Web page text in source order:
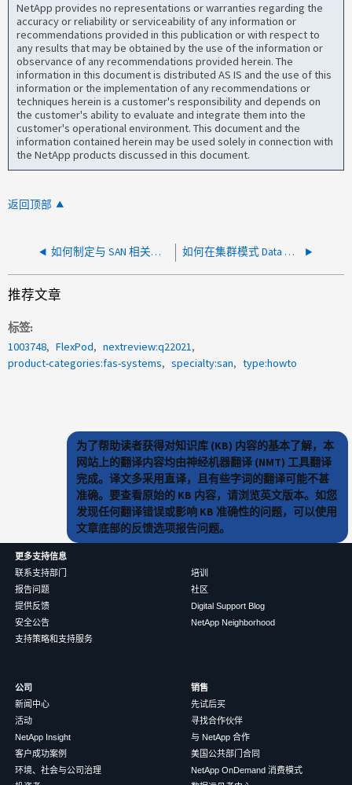
NetApp provides no representations or warranties regarding the
accuracy or reliability or serviceability of any information or
recommendations provided in this publication or with respect to
any results that may be obtained by the use of the information or
observance of any recommendations provided herein. The
information in this document is distributed AS IS and the use of this
information or the implementation of any recommendations or
techniques herein is a customer's responsibility and depends on
the customer's ability to evaluate and integrate them into the
customer's operational environment. This document and the
information contained herein may be used solely in connection with
the NetApp products discussed in this document.
返回顶部
如何制定与 SAN 相关的性能案例 如何在集群模式 Data ONTAP 中识别控制器 iSCSI IQN
推荐文章
标签
1003748
FlexPod
nextreview:q22021
product-categories:fas-systems
specialty:san type:howto
为了帮助读者获得对知识库 (KB) 内容的基本了解，本
网站上的翻译内容均由神经机器翻译 (NMT) 工具翻译
完成。译文多采用直译，且有些字词的翻译可能不甚
准确。要查看原始的 KB 内容，请浏览英文版本。如您
发现任何翻译错误或影响 KB 准确性的问题，可以使用
文章底部的反馈选项报告问题。
更多支持信息
联系支持部门
报告问题
提供反馈
安全公告
支持策略和支持服务
培训
社区
Digital Support Blog
NetApp Neighborhood
公司
新闻中心
活动
NetApp Insight
客户成功案例
环境、社会与公司治理
销售
先试后买
寻找合作伙伴
与 NetApp 合作
美国公共部门合同
NetApp OnDemand 消费模式